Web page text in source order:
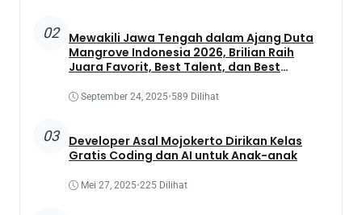
02
Mewakili Jawa Tengah dalam Ajang Duta
Mangrove Indonesia 2026, Brilian Raih
Juara Favorit, Best Talent, dan Best
September 24, 2025•589 Dilihat
03
Developer Asal Mojokerto Dirikan Kelas
Gratis Coding dan AI untuk Anak-anak
Mei 27, 2025•225 Dilihat